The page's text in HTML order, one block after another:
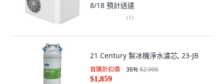
8/18 預計送達
(1)
21 Century 製冰機淨水濾芯, 23-JB
首購折扣價 36%$2,906
$1,859